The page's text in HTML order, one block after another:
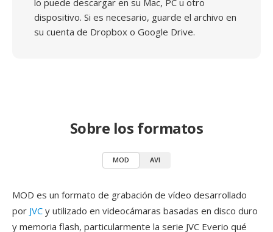
lo puede descargar en su Mac, PC u otro
dispositivo. Si es necesario, guarde el archivo en
su cuenta de Dropbox o Google Drive.
Sobre los formatos
MOD AVI
MOD es un formato de grabación de vídeo desarrollado
por JVC y utilizado en videocámaras basadas en disco duro
y memoria flash, particularmente la serie JVC Everio qué